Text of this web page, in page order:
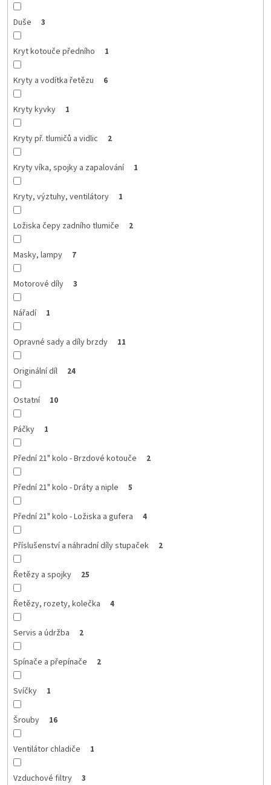
Duše 3
Kryt kotouče předního 1
Kryty a vodítka řetězu 6
Kryty kyvky 1
Kryty př. tlumičů a vidlic 2
Kryty víka, spojky a zapalování 1
Kryty, výztuhy, ventilátory 1
Ložiska čepy zadního tlumiče 2
Masky, lampy 7
Motorové díly 3
Nářadí 1
Opravné sady a díly brzdy 11
Originální díl 24
Ostatní 10
Páčky 1
Přední 21" kolo - Brzdové kotouče 2
Přední 21" kolo - Dráty a niple 5
Přední 21" kolo - Ložiska a gufera 4
Příslušenství a náhradní díly stupaček 2
Řetězy a spojky 25
Řetězy, rozety, kolečka 4
Servis a údržba 2
Spínače a přepínače 2
Svíčky 1
Šrouby 16
Ventilátor chladiče 1
Vzduchové filtry 3